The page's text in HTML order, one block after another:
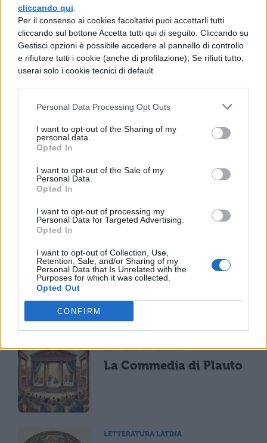
cliccando qui
Per il consenso ai cookies facoltativi puoi accettarli tutti
cliccando sul bottone Accetta tutti qui di seguito. Cliccando su
Gestisci opzioni è possibile accedere al pannello di controllo
e rifiutare tutti i cookie (anche di profilazione); Se rifiuti tutto,
userai solo i cookie tecnici di default.
Personal Data Processing Opt Outs
I want to opt-out of the Sharing of my
personal data.
Opted In
I want to opt-out of the Sale of my
Personal Data.
Opted In
I want to opt-out of processing my
Personal Data for Targeted Advertising.
Opted In
I want to opt-out of Collection, Use,
Retention, Sale, and/or Sharing of my
Personal Data that Is Unrelated with the
Purposes for which it was collected.
Opted Out
CONFIRM
com'è ragionevole ["censeo", lett. consiglio,
non "censo"], lasciamo perdere questo
buono a nulla ["nebulonem", il Nevio di cui
sopra], e andiamo subito a render grazie a
Ciò detto, s'incamminò alla volta del
Campidoglio. Al che, l'intera assemblea,
piantato in asso il tribuno [sempre Nevio],
accompagnò Scipione in Campidoglio e di
poi, a casa sua in un clima di gioia e
solenne gratitudine.
TI POTREBBE INTERESSARE
LETTERATURA LATINA
La Commedia di Plauto
LETTERATURA LATINA